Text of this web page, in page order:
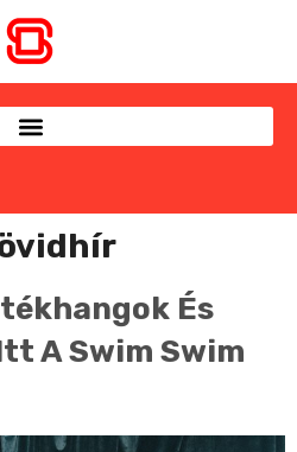
És
A Swim Swim